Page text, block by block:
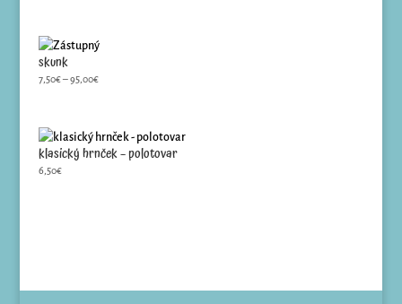
skunk
7,50€ – 95,00€Price
through
95,00€
klasický hrnček – polotovar
6,50€